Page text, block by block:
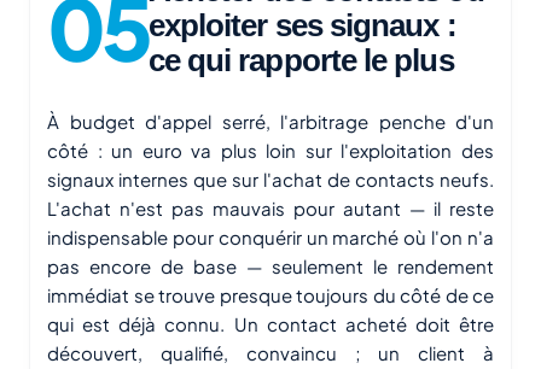
exploiter ses signaux :
ce qui rapporte le plus
À budget d'appel serré, l'arbitrage penche d'un
côté : un euro va plus loin sur l'exploitation des
signaux internes que sur l'achat de contacts neufs.
L'achat n'est pas mauvais pour autant — il reste
indispensable pour conquérir un marché où l'on n'a
pas encore de base — seulement le rendement
immédiat se trouve presque toujours du côté de ce
qui est déjà connu. Un contact acheté doit être
découvert, qualifié, convaincu ; un client à